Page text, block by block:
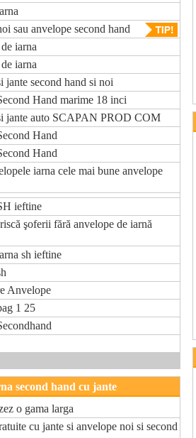
sau anvelope second hand
iarna
iarna
jante second hand si noi
Hand marime 18 inci
jante auto SCAPAN PROD COM
Hand
Hand
iarna cele mai bune anvelope
ieftine
şoferii fără anvelope de iarnă
sh ieftine
Anvelope
1 25
second hand cu jante
o gama larga
cu jante si anvelope noi si second